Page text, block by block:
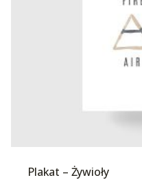
Plakat – Żywioły